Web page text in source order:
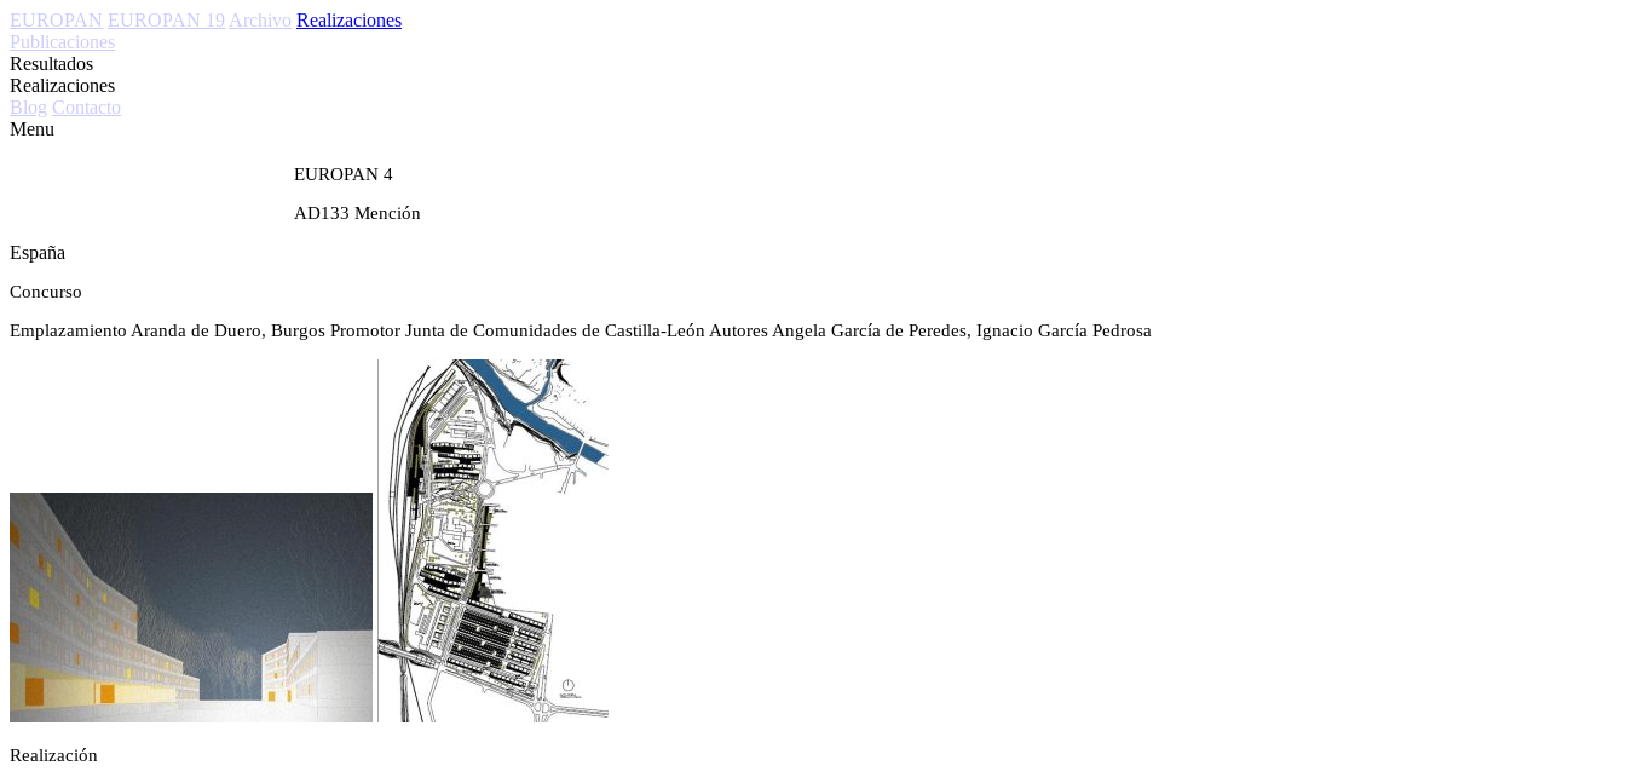
EUROPAN EUROPAN 19 Archivo Realizaciones
Publicaciones
Resultados
Realizaciones
Blog Contacto
Menu
EUROPAN 4
AD133 Mención
España
Concurso
Emplazamiento Aranda de Duero, Burgos Promotor Junta de Comunidades de Castilla-León Autores Angela García de Peredes, Ignacio García Pedrosa
Realización